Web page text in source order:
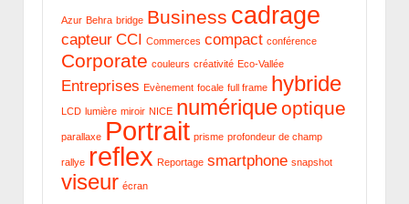
Azur Behra bridge Business cadrage
capteur CCI Commerces compact conférence
Corporate couleurs créativité Eco-Vallée
Entreprises Evènement focale full frame hybride
LCD lumière miroir NICE numériqueoptique
parallaxe Portrait prisme profondeur de champ
rallye reflex Reportage smartphone snapshot
viseur écran